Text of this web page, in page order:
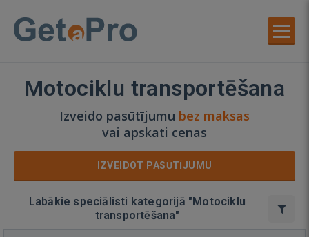
Motociklu transportēšana
Izveido pasūtījumu bez maksas
vai apskati cenas
IZVEIDOT PASŪTĪJUMU
Labākie speciālisti kategorijā "Motociklu
transportēšana"